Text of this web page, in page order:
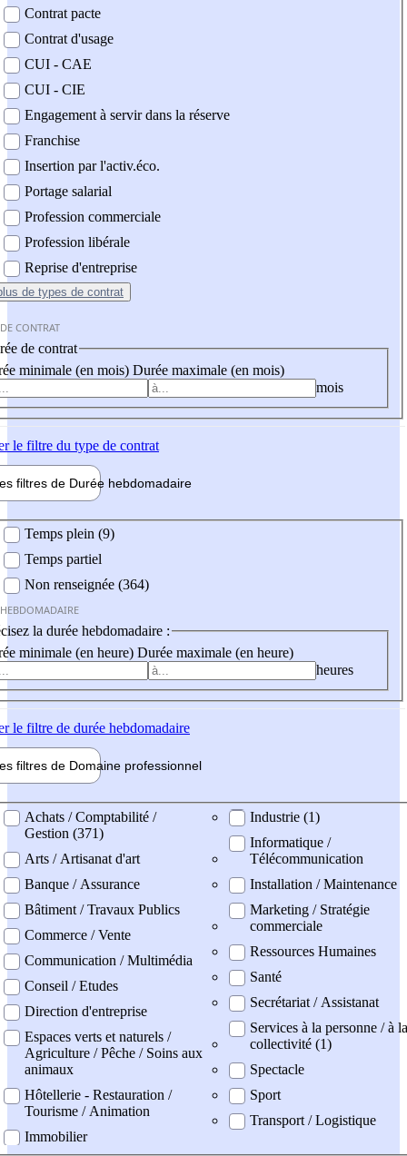
Contrat pacte
Contrat d'usage
CUI - CAE
CUI - CIE
Engagement à servir dans la réserve
Franchise
Insertion par l'activ.éco.
Portage salarial
Profession commerciale
Profession libérale
Reprise d'entreprise
de types de contrat
CONTRAT
de contrat
minimale (en mois) Durée maximale (en mois)
mois
le filtre du type de contrat
filtres de Durée hebdomadaire
Temps plein (9)
Temps partiel
Non renseignée (364)
la durée hebdomadaire :
minimale (en heure) Durée maximale (en heure)
heures
le filtre de durée hebdomadaire
filtres de Domaine professionnel
professionel
Achats / Comptabilité /
Gestion (371)
Arts / Artisanat d'art
Banque / Assurance
Bâtiment / Travaux Publics
Commerce / Vente
Communication / Multimédia
Conseil / Etudes
Direction d'entreprise
Espaces verts et naturels /
Agriculture / Pêche / Soins aux
animaux
Hôtellerie - Restauration /
Tourisme / Animation
Immobilier
Industrie (1)
Informatique /
Télécommunication
Installation / Maintenance
Marketing / Stratégie
commerciale
Ressources Humaines
Santé
Secrétariat / Assistanat
Services à la personne / à la
collectivité (1)
Spectacle
Sport
Transport / Logistique